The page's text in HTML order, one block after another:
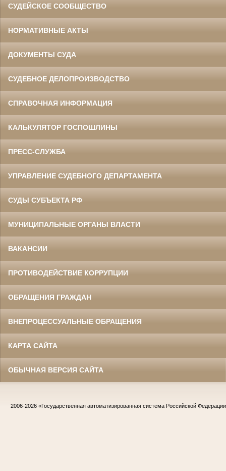
СУДЕЙСКОЕ СООБЩЕСТВО
НОРМАТИВНЫЕ АКТЫ
ДОКУМЕНТЫ СУДА
СУДЕБНОЕ ДЕЛОПРОИЗВОДСТВО
СПРАВОЧНАЯ ИНФОРМАЦИЯ
КАЛЬКУЛЯТОР ГОСПОШЛИНЫ
ПРЕСС-СЛУЖБА
УПРАВЛЕНИЕ СУДЕБНОГО ДЕПАРТАМЕНТА
СУДЫ СУБЪЕКТА РФ
МУНИЦИПАЛЬНЫЕ ОРГАНЫ ВЛАСТИ
ВАКАНСИИ
ПРОТИВОДЕЙСТВИЕ КОРРУПЦИИ
ОБРАЩЕНИЯ ГРАЖДАН
ВНЕПРОЦЕССУАЛЬНЫЕ ОБРАЩЕНИЯ
КАРТА САЙТА
ОБЫЧНАЯ ВЕРСИЯ САЙТА
2006-2026 «Государственная автоматизированная система Российской